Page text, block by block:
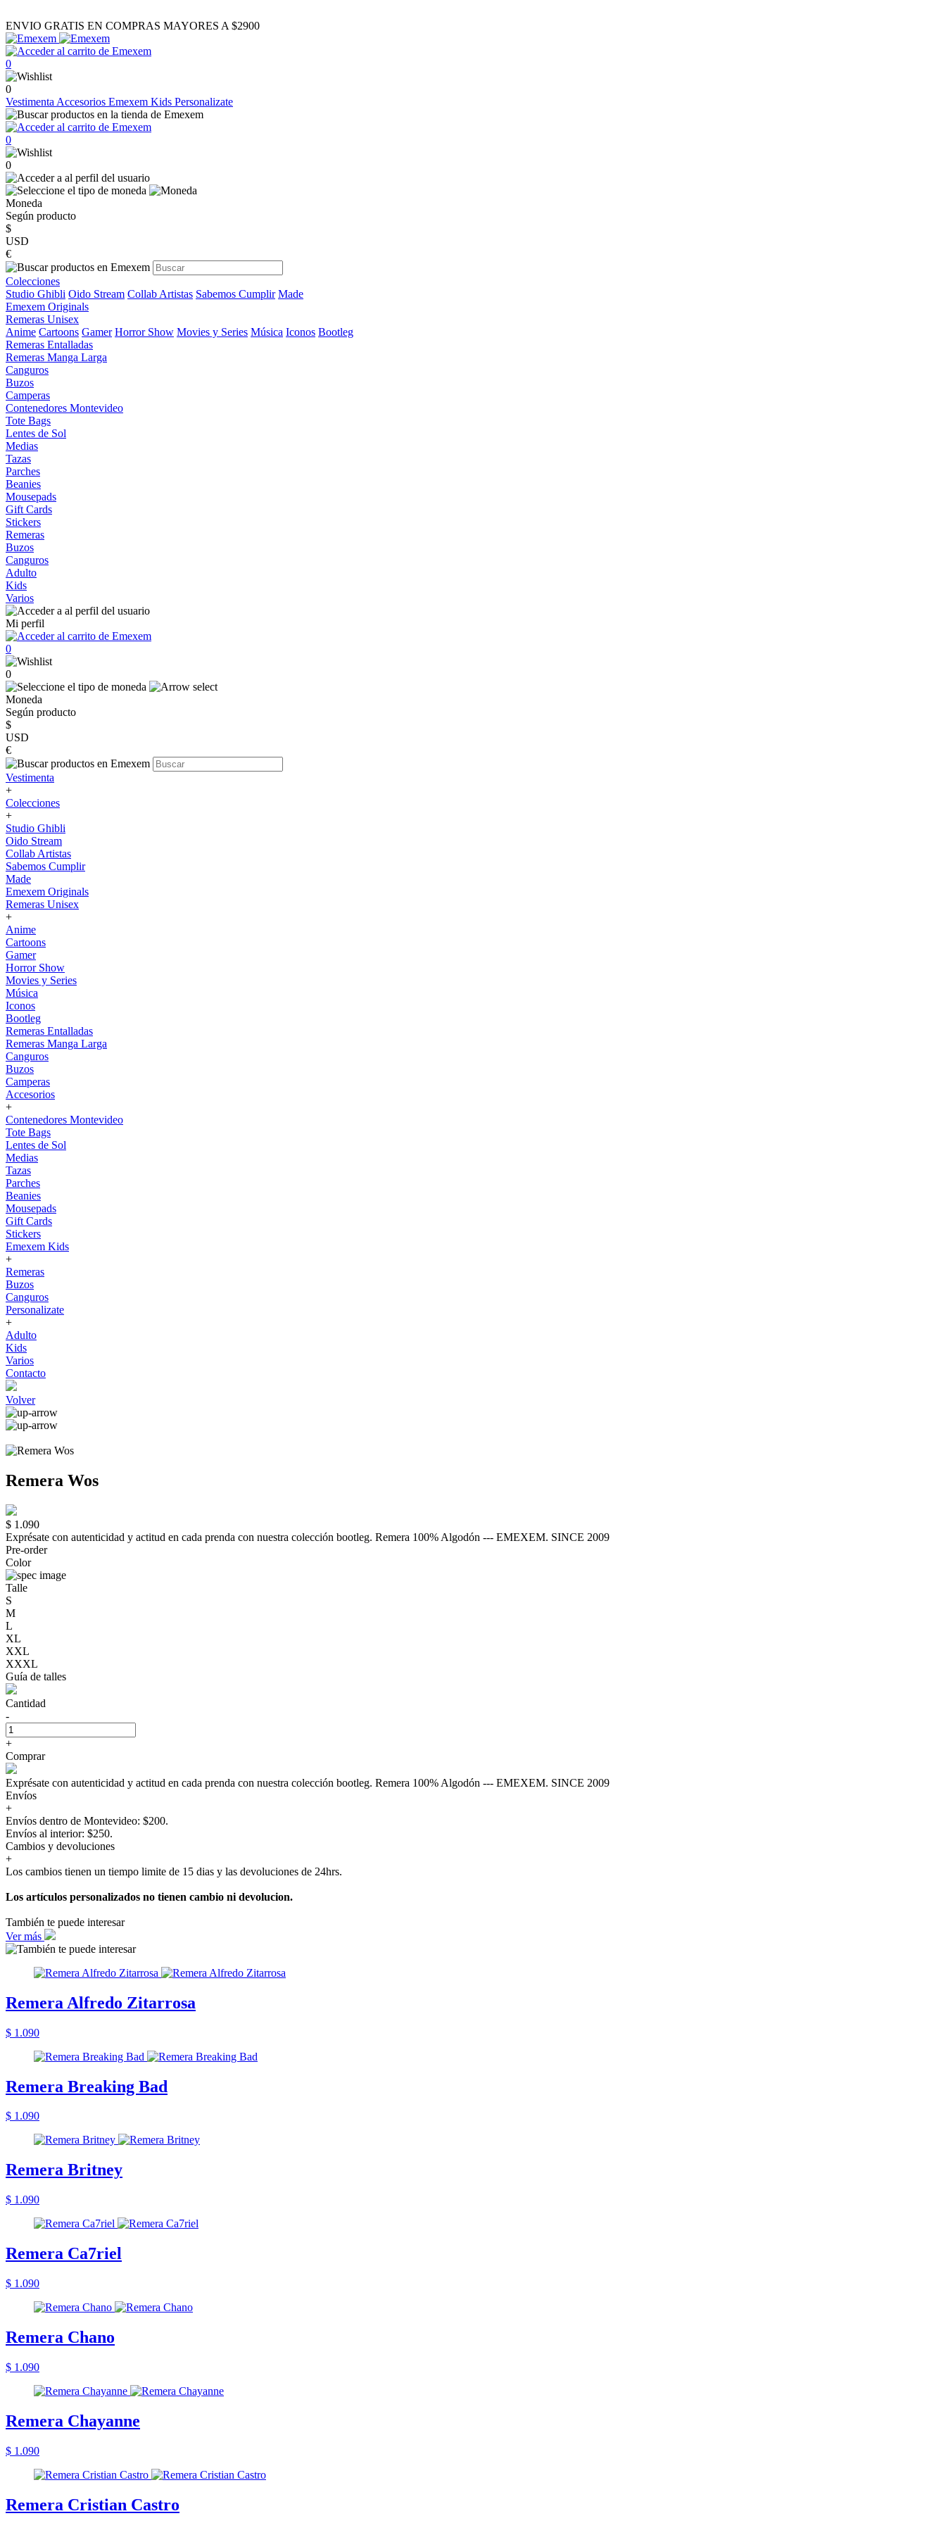
ENVIO GRATIS EN COMPRAS MAYORES A $2900
0
0
Vestimenta Accesorios Emexem Kids Personalizate
0
0
Moneda
Según producto
$
USD
€
Colecciones
Studio Ghibli Oido Stream Collab Artistas Sabemos Cumplir Made
Emexem Originals
Remeras Unisex
Anime Cartoons Gamer Horror Show Movies y Series Música Iconos Bootleg
Remeras Entalladas
Remeras Manga Larga
Canguros
Buzos
Camperas
Contenedores Montevideo
Tote Bags
Lentes de Sol
Medias
Tazas
Parches
Beanies
Mousepads
Gift Cards
Stickers
Remeras
Buzos
Canguros
Adulto
Kids
Varios
Mi perfil
0
0
Moneda
Según producto
$
USD
€
Vestimenta
+
Colecciones
+
Studio Ghibli
Oido Stream
Collab Artistas
Sabemos Cumplir
Made
Emexem Originals
Remeras Unisex
+
Anime
Cartoons
Gamer
Horror Show
Movies y Series
Música
Iconos
Bootleg
Remeras Entalladas
Remeras Manga Larga
Canguros
Buzos
Camperas
Accesorios
+
Contenedores Montevideo
Tote Bags
Lentes de Sol
Medias
Tazas
Parches
Beanies
Mousepads
Gift Cards
Stickers
Emexem Kids
+
Remeras
Buzos
Canguros
Personalizate
+
Adulto
Kids
Varios
Contacto
Volver
Remera Wos
$ 1.090
Exprésate con autenticidad y actitud en cada prenda con nuestra colección bootleg. Remera 100% Algodón --- EMEXEM. SINCE 2009
Pre-order
Color
Talle
S
M
L
XL
XXL
XXXL
Guía de talles
Cantidad
-
+
Comprar
Exprésate con autenticidad y actitud en cada prenda con nuestra colección bootleg. Remera 100% Algodón --- EMEXEM. SINCE 2009
Envíos
+
Envíos dentro de Montevideo: $200.
Envíos al interior: $250.
Cambios y devoluciones
+
Los cambios tienen un tiempo limite de 15 dias y las devoluciones de 24hrs.
Los artículos personalizados no tienen cambio ni devolucion.
También te puede interesar
Ver más
Remera Alfredo Zitarrosa
$ 1.090
Remera Breaking Bad
$ 1.090
Remera Britney
$ 1.090
Remera Ca7riel
$ 1.090
Remera Chano
$ 1.090
Remera Chayanne
$ 1.090
Remera Cristian Castro